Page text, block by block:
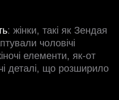
: жінки, такі як Зендая
чоловічі
елементи, як-от
деталі, що розширило